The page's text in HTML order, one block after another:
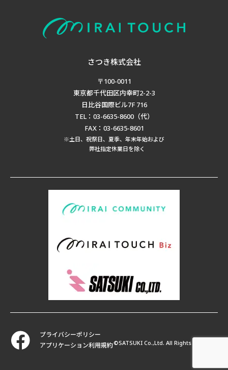
さつき株式会社
〒100-0011
東京都千代田区内幸町2-2-3
日比谷国際ビル7F 716
TEL：03-6635-8600（代）
FAX：03-6635-8601
※土日、祝祭日、夏季、年末年始および
弊社指定休業日を除く
プライバシーポリシー
アプリケーション利用規約©SATSUKI Co.,Ltd. All Rights Reserved